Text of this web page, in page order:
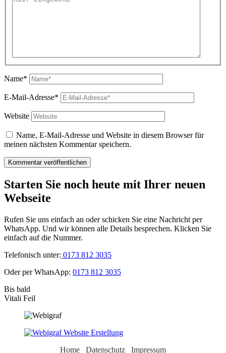
Name*
E-Mail-Adresse*
Website
Name, E-Mail-Adresse und Website in diesem Browser für
meinen nächsten Kommentar speichern.
Starten Sie noch heute mit Ihrer neuen
Webseite
Rufen Sie uns einfach an oder schicken Sie eine Nachricht per
WhatsApp. Und wir können alle Details besprechen. Klicken Sie
einfach auf die Nummer.
Telefonisch unter: 0173 812 3035
Oder per WhatsApp: 0173 812 3035
Bis bald
Vitali Feil
Home Datenschutz Impressum